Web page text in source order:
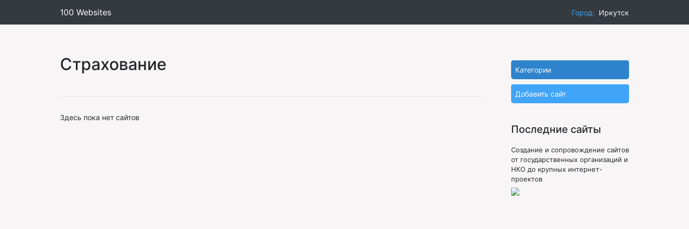
100 Websites Город: Иркутск
Страхование
Здесь пока нет сайтов
Категории
Добавить сайт
Последние сайты
Создание и сопровождение сайтов
от государственных организаций и
НКО до крупных интернет-
проектов